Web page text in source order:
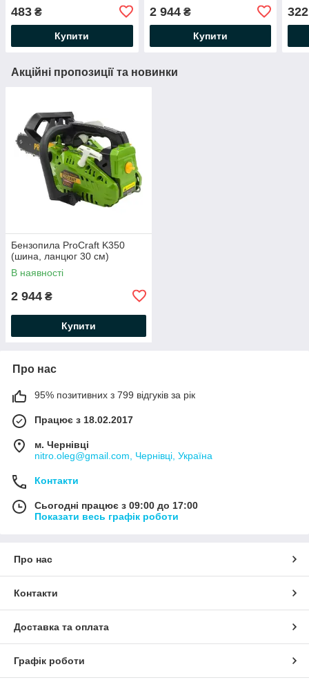
483 ₴
Купити
2 944₴
Купити
322
Акційні пропозиції та новинки
Бензопила ProCraft K350
(шина, ланцюг 30 см)
В наявності
2 944 ₴
Купити
Про нас
95% позитивних з 799 відгуків за рік
Працює з 18.02.2017
м. Чернівці
nitro.oleg@gmail.com, Чернівці, Україна
Контакти
Сьогодні працює з 09:00 до 17:00
Показати весь графік роботи
Про нас
Контакти
Доставка та оплата
Графік роботи